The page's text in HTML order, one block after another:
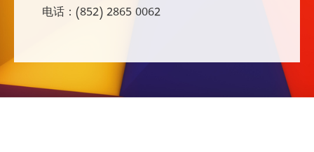
电话：(852) 2865 0062